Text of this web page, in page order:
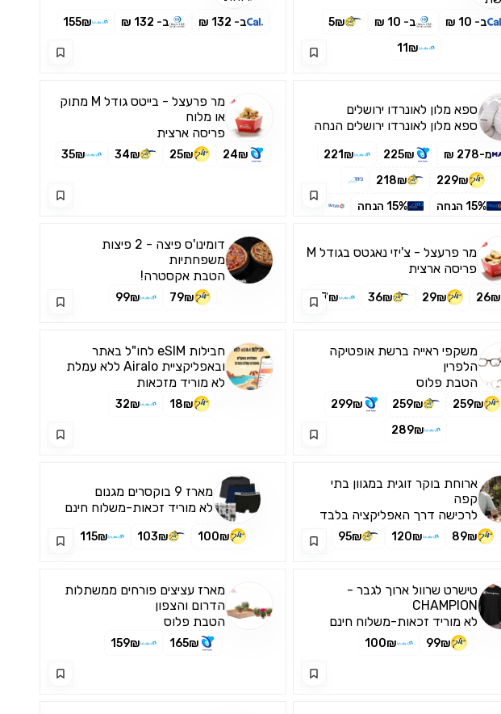
ב- 10 ₪ ב- 10 ₪
5₪
11₪
ב- 132 ₪ ב- 132 ₪ 155₪
ספא מלון לאונרדו ירושלים
ספא מלון לאונרדו ירושלים הנחה
מ-278 ₪ 225₪
221₪
229₪
218₪
15% הנחה
15% הנחה
מר פרעצל - בייטס גודל M מתוק
או מלוח
פריסה ארצית
24₪
25₪
34₪
35₪
מר פרעצל - צ'יזי נאגטס בגודל M
פריסה ארצית
26₪
29₪
36₪
37₪
דומינו'ס פיצה - 2 פיצות
משפחתיות
הטבת אקסטרה!
79₪
99₪
משקפי ראייה ברשת אופטיקה
הלפרין
הטבת פלוס
259₪
259₪
299₪
289₪
חבילות eSIM לחו"ל באתר
ובאפליקציית Airalo ללא עמלת
המרה!
לא מוריד מזכאות
18₪
32₪
ארוחת בוקר זוגית במגוון בתי
קפה
לרכישה דרך האפליקציה בלבד
89₪
120₪
95₪
מארז 9 בוקסרים מגנום
לא מוריד זכאות-משלוח חינם
100₪
103₪
115₪
טישרט שרוול ארוך לגבר -
CHAMPION
לא מוריד זכאות-משלוח חינם
99₪
100₪
מארז עציצים פורחים ממשתלות
הדרום והצפון
הטבת פלוס
165₪
159₪